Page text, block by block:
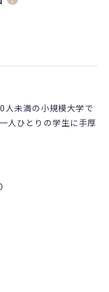
人未満の小規模大学で
人ひとりの学生に手厚